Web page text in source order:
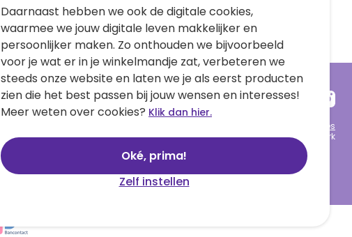
Cookies
© 1999 - 2025 Hallmark
Daarnaast hebben we ook de digitale cookies,
waarmee we jouw digitale leven makkelijker en
persoonlijker maken. Zo onthouden we bijvoorbeeld
voor je wat er in je winkelmandje zat, verbeteren we
steeds onze website en laten we je als eerst producten
zien die het best passen bij jouw wensen en interesses!
Meer weten over cookies? Klik dan hier.
Oké, prima!
Zelf instellen